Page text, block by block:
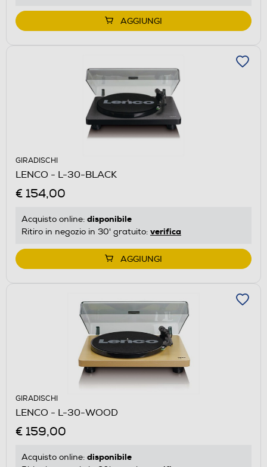
AGGIUNGI
GIRADISCHI
LENCO - L-30-BLACK
€ 154,00
Acquisto online: disponibile
Ritiro in negozio in 30' gratuito: verifica
AGGIUNGI
GIRADISCHI
LENCO - L-30-WOOD
€ 159,00
Acquisto online: disponibile